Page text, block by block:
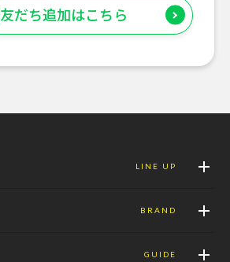
友だち追加はこちら
LINE UP
BRAND
GUIDE